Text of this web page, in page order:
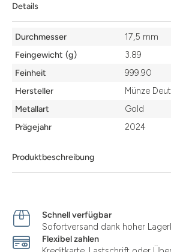
Details
Produktbeschreibung
Details
Durchmesser
17,5 mm
Feingewicht (g)
3.89
Feinheit
999.90
Hersteller
Münze
Metallart
Gold
Prägejahr
2024
Schnell verfügbar
Sofortversand dank hoher
Flexibel zahlen